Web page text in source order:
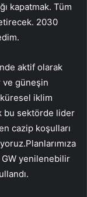
kapatmak. Tüm
2030
aktif olarak
ve güneşin
küresel iklim
bu sektörde lider
cazip koşulları
​​GW yenilenebilir